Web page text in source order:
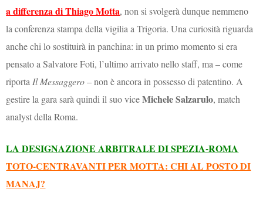
a differenza di Thiago Motta, non si svolgerà dunque nemmeno
la conferenza stampa della vigilia a Trigoria. Una curiosità riguarda
anche chi lo sostituirà in panchina: in un primo momento si era
pensato a Salvatore Foti, l’ultimo arrivato nello staff, ma – come
riporta Il Messaggero– non è ancora in possesso di patentino. A
gestire la gara sarà quindi il suo viceMichele Salzarulo, match
analyst della Roma.
LA DESIGNAZIONE ARBITRALE DI SPEZIA-ROMA
TOTO-CENTRAVANTI PER MOTTA: CHI AL POSTO DI
MANAJ?